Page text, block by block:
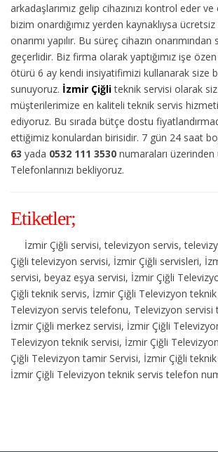
arkadaşlarımız gelip cihazınızı kontrol eder
bizim onardığımız yerden kaynaklıysa ücretsiz
onarımı yapılır. Bu süreç cihazın
geçerlidir. Biz firma olarak yaptığımız işe
ötürü 6 ay kendi insiyatifimizi kullanarak size
sunuyoruz. İzmir Çiğli teknik servisi olarak
müşterilerimize en kaliteli teknik servis
ediyoruz. Bu sırada bütçe dostu
ettiğimiz konulardan birisidir. 7 gün 24 saat
63 yada 0532 111 3530 numaraları üzerinden
Telefonlarınızı bekliyoruz.
Etiketler;
İzmir Çiğli servisi, televizyon servis,
Çiğli televizyon servisi, İzmir Çiğli servisleri,
servisi, beyaz eşya servisi, İzmir Çiğli
Çiğli teknik servis, İzmir Çiğli Televizyon
Televizyon servis telefonu, Televizyon servisi
İzmir Çiğli merkez servisi, İzmir Çiğli
Televizyon teknik servisi, İzmir Çiğli
Çiğli Televizyon tamir Servisi, İzmir Çiğli
İzmir Çiğli Televizyon teknik servis telefon